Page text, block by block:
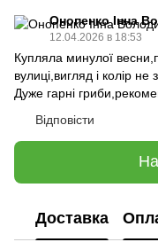
Онопенко Інна
12.04.2026 в 18:53
Купляла минулої
вулиці,вигляд і колір не
Дуже гарні
Відповісти
Доставка